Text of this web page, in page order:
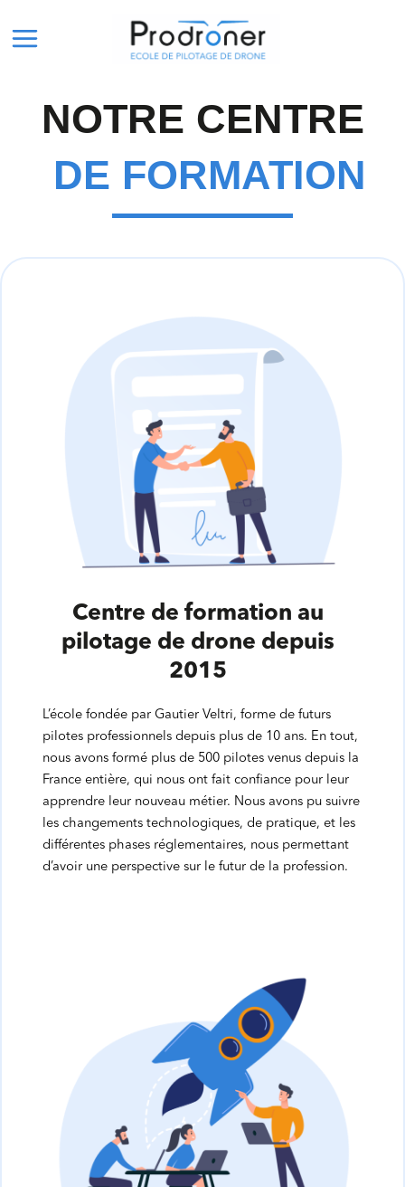
au
Menu
NOTRE CENTRE
DE FORMATION
Centre de formation au
pilotage de drone depuis
2015
L’école fondée par Gautier Veltri, forme de futurs
pilotes professionnels depuis plus de 10 ans. En tout,
nous avons formé plus de 500 pilotes venus depuis la
France entière, qui nous ont fait confiance pour leur
apprendre leur nouveau métier. Nous avons pu suivre
les changements technologiques, de pratique, et les
différentes phases réglementaires, nous permettant
d’avoir une perspective sur le futur de la profession.